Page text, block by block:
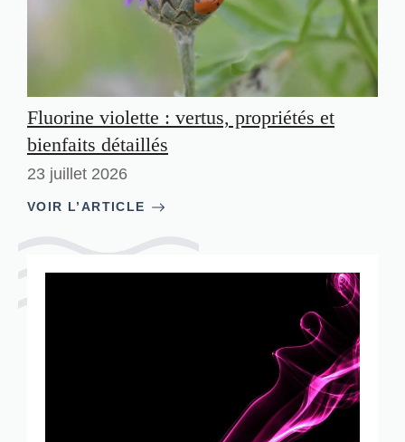
Fluorine violette : vertus, propriétés et
bienfaits détaillés
23 juillet 2026
VOIR L’ARTICLE